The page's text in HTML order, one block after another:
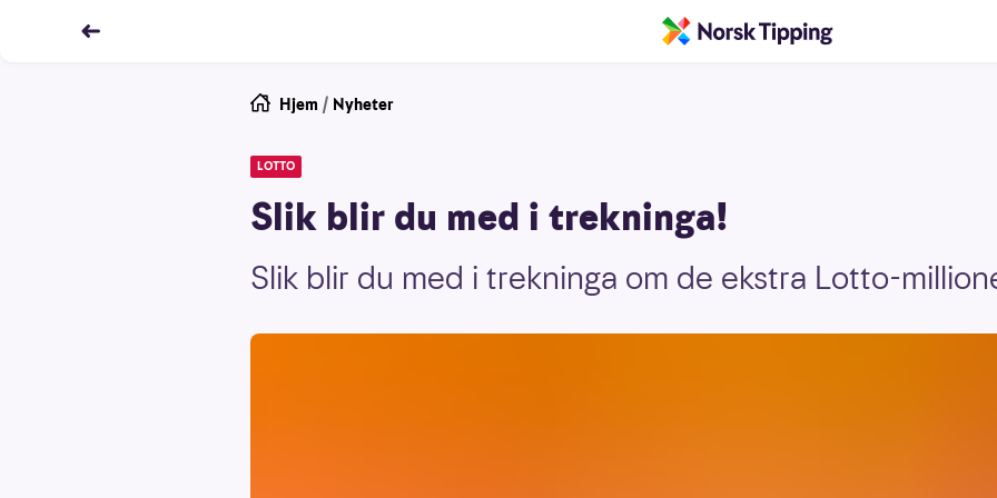
Hjem / Nyheter
LOTTO
Slik blir du med i trekninga!
Slik blir du med i trekninga om de ekstra Lotto-